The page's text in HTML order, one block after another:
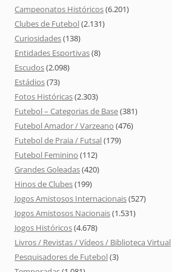
Campeonatos Históricos(6.201)
Clubes de Futebol(2.131)
Curiosidades(138)
Entidades Esportivas(8)
Escudos(2.098)
Estádios(73)
Fotos Históricas(2.303)
Futebol – Categorias de Base(381)
Futebol Amador / Varzeano (476)
Futebol de Praia / Futsal(179)
Futebol Feminino (112)
Grandes Goleadas(420)
Hinos de Clubes(199)
Jogos Amistosos Internacionais(527)
Jogos Amistosos Nacionais(1.531)
Jogos Históricos(4.678)
Livros / Revistas / Vídeos / Biblioteca Virtual
Pesquisadores de Futebol(3)